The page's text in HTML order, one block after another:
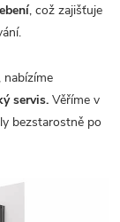
, což zajišťuje
servis. Věříme v
bezstarostně po